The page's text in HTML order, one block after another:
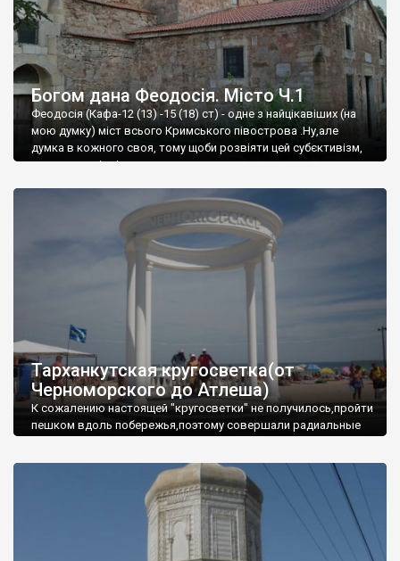
Богом дана Феодосія. Місто Ч.1
Феодосія (Кафа-12 (13) -15 (18) ст) - одне з найцікавіших (на
мою думку) міст всього Кримського півострова .Ну,але
думка в кожного своя, тому щоби розвіяти цей субєктивізм,
запрошую відвідати це
Тарханкутская кругосветка(от
Черноморского до Атлеша)
К сожалению настоящей "кругосветки" не получилось,пройти
пешком вдоль побережья,поэтому совершали радиальные